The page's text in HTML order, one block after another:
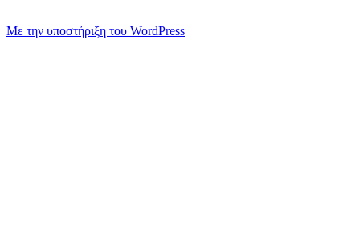
Με την υποστήριξη του WordPress